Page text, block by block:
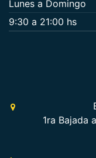
Lunes a Domingo
9:30 a 21:00 hs
1ra Bajada